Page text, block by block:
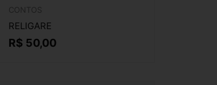
CONTOS
RELIGARE
R$ 50,00